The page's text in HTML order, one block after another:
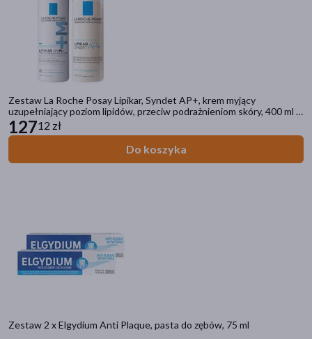
Zestaw La Roche Posay Lipikar, Syndet AP+, krem myjący
uzupełniający poziom lipidów, przeciw podrażnieniom skóry, 400 ml +
Baume AP+Max, balsam o potrójnym działaniu, 400 ml
12712 zł
Do koszyka
Zestaw 2 x Elgydium Anti Plaque, pasta do zębów, 75 ml